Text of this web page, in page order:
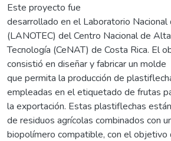
Este proyecto fue
desarrollado en el Laboratorio
(LANOTEC) del Centro Nacional de Alta
Tecnología (CeNAT) de Costa Rica. El
consistió en diseñar y fabricar un molde
que permita la producción de
empleadas en el etiquetado de frutas
la exportación. Estas plastiflechas
de residuos agrícolas combinados con
biopolímero compatible, con el objetivo